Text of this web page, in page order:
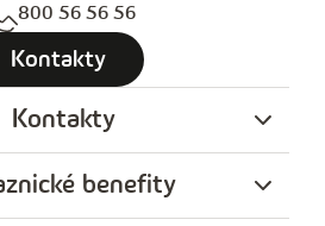
800 56 56 56
Kontakty
Kontakty
benefity